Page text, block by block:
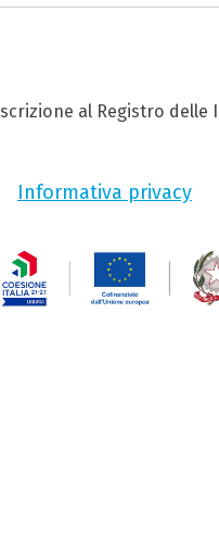
Iscrizione al Registro delle
Informativa privacy